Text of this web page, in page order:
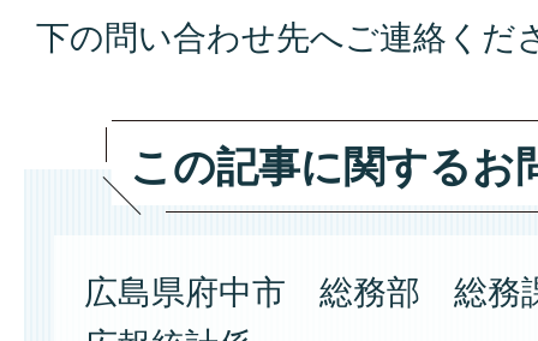
下の問い合わせ先へご連絡くだ
この記事に関するお
広島県府中市 総務部 総務